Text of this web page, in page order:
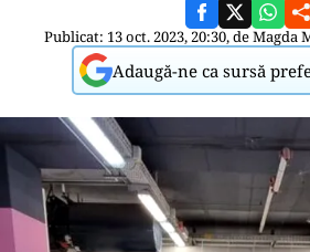
Publicat: 13 oct. 2023, 20:30, deMagda
Adaugă-ne ca sursă